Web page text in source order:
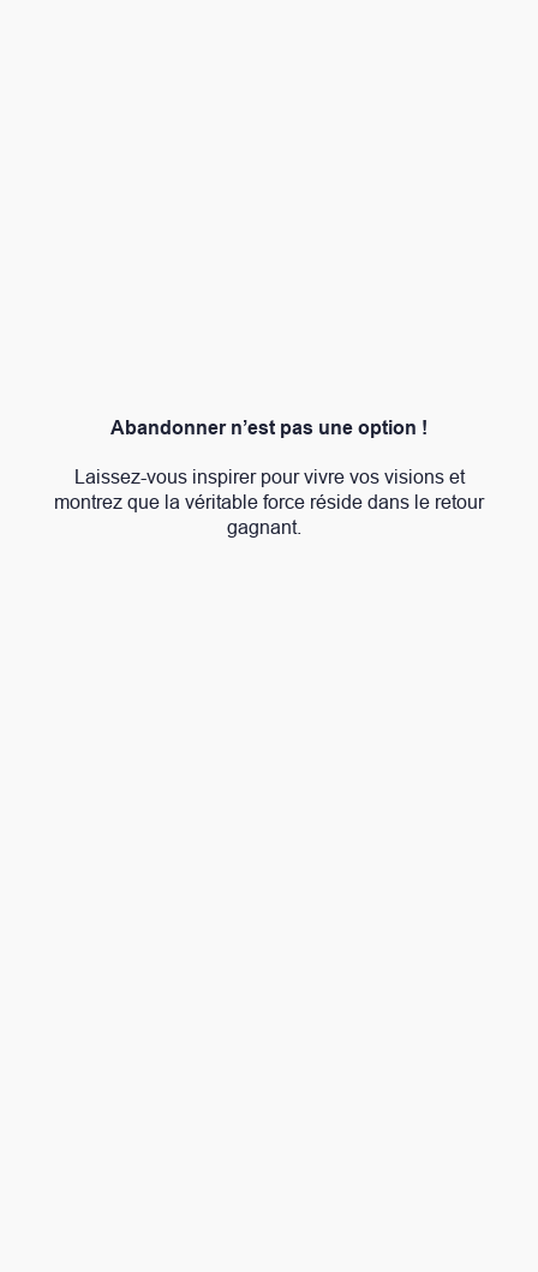
Abandonner n’est pas une option !
Laissez-vous inspirer pour vivre vos visions et
montrez que la véritable force réside dans le retour
gagnant.